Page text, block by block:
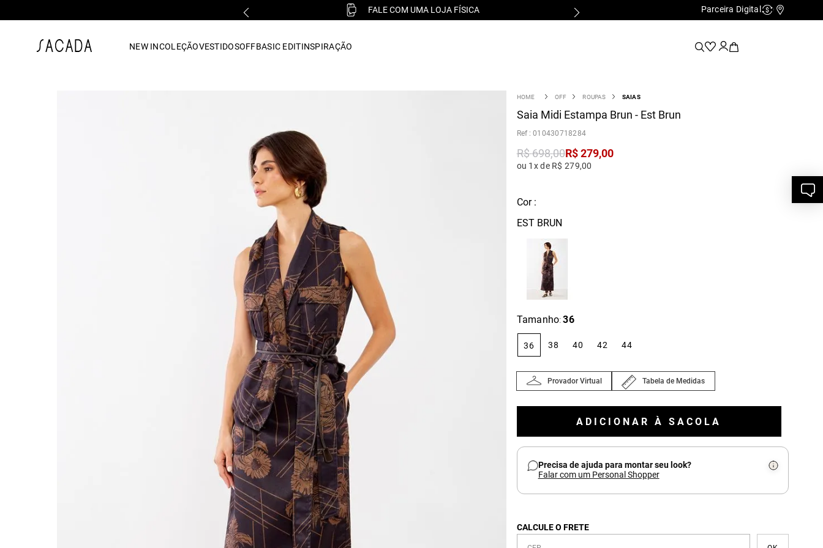
FALE COM UMA LOJA FÍSICA Parceira Digital Cashback
NEW INCOLEÇÃOVESTIDOSOFFBASIC EDITINSPIRAÇÃO
OFF ROUPAS SAIAS
Saia Midi Estampa Brun - Est Brun
:010430718284
R$698,00R$ 279,00
ou 1x de R$ 279,00
Cor :
EST BRUN
Tamanho: 36
36 38 40 42 44
Provador Virtual Tabela de Medidas
ADICIONAR À SACOLA
Precisa de ajuda para montar seu look?
Falar com um Personal Shopper
CALCULE O FRETE
vestido midi